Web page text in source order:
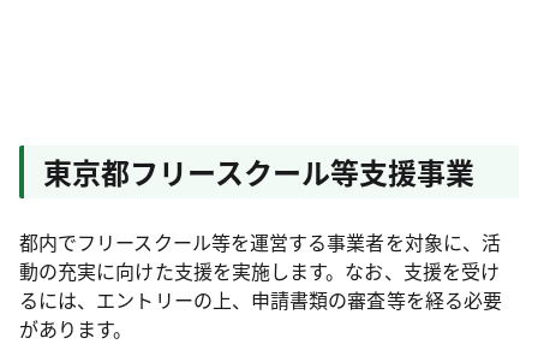
東京都フリースクール等支援事業
都内でフリースクール等を運営する事業者を対象に、活
動の充実に向けた支援を実施します。なお、支援を受け
るには、エントリーの上、申請書類の審査等を経る必要
があります。